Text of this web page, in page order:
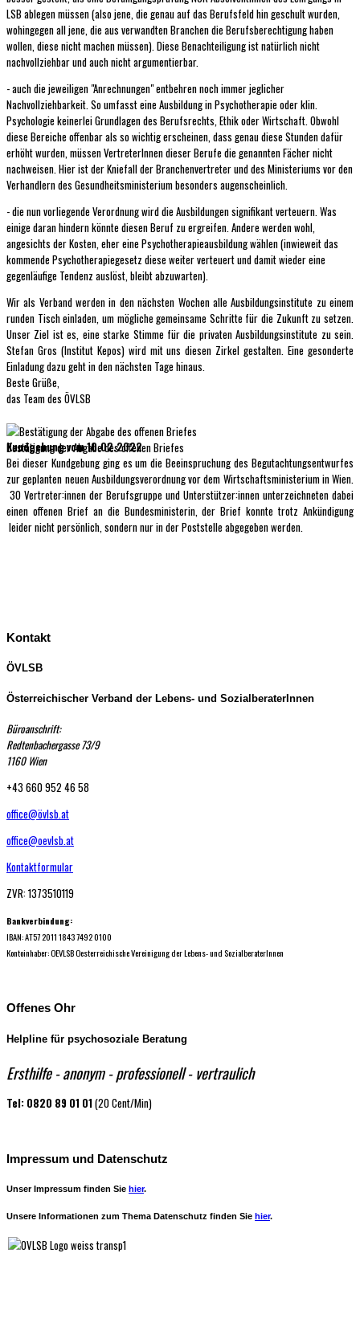
LSB ablegen müssen (also jene, die genau auf das Berufsfeld hin geschult wurden,
wohingegen all jene, die aus verwandten Branchen die Berufsberechtigung haben
wollen, diese nicht machen müssen). Diese Benachteiligung ist natürlich nicht
nachvollziehbar und auch nicht argumentierbar.
- auch die jeweiligen "Anrechnungen" entbehren noch immer jeglicher
Nachvollziehbarkeit. So umfasst eine Ausbildung in Psychotherapie oder klin.
Psychologie keinerlei Grundlagen des Berufsrechts, Ethik oder Wirtschaft. Obwohl
diese Bereiche offenbar als so wichtig erscheinen, dass genau diese Stunden dafür
erhöht wurden, müssen VertreterInnen dieser Berufe die genannten Fächer nicht
nachweisen. Hier ist der Kniefall der Branchenvertreter und des Ministeriums vor den
Verhandlern des Gesundheitsministerium besonders augenscheinlich.
- die nun vorliegende Verordnung wird die Ausbildungen signifikant verteuern. Was
einige daran hindern könnte diesen Beruf zu ergreifen. Andere werden wohl,
angesichts der Kosten, eher eine Psychotherapieausbildung wählen (inwieweit das
kommende Psychotherapiegesetz diese weiter verteuert und damit wieder eine
gegenläufige Tendenz auslöst, bleibt abzuwarten).
Wir als Verband werden in den nächsten Wochen alle Ausbildungsinstitute zu einem
runden Tisch einladen, um mögliche gemeinsame Schritte für die Zukunft zu setzen.
Unser Ziel ist es, eine starke Stimme für die privaten Ausbildungsinstitute zu sein.
Stefan Gros (Institut Kepos) wird mit uns diesen Zirkel gestalten. Eine gesonderte
Einladung dazu geht in den nächsten Tage hinaus.
Beste Grüße,
das Team des ÖVLSB
Kundgebung vom 10.02.2022
Bei dieser Kundgebung ging es um die Beeinspruchung des Begutachtungsentwurfes
zur geplanten neuen Ausbildungsverordnung vor dem Wirtschaftsministerium in Wien.
30 Vertreter:innen der Berufsgruppe und Unterstützer:innen unterzeichneten dabei
einen offenen Brief an die Bundesministerin, der Brief konnte trotz Ankündigung
leider nicht persönlich, sondern nur in der Poststelle abgegeben werden.
Bestätigung der Abgabe des offenen Briefes
Kontakt
ÖVLSB
Österreichischer Verband der Lebens- und SozialberaterInnen
Büroanschrift:
Redtenbachergasse 73/9
1160 Wien
+43 660 952 46 58
office@övlsb.at
office@oevlsb.at
Kontaktformular
ZVR: 1373510119
Bankverbindung:
IBAN: AT57 2011 1843 7492 0100
Kontoinhaber: OEVLSB Oesterreichische Vereinigung der Lebens- und SozialberaterInnen
Offenes Ohr
Helpline für psychosoziale Beratung
Ersthilfe - anonym - professio​nell - vertraulich
Tel: 0820 89 01 01(20 Cent/Min)
Impressum und Datenschutz
Unser Impressum finden Sie hier.
Unsere Informationen zum Thema Datenschutz finden Sie hier.